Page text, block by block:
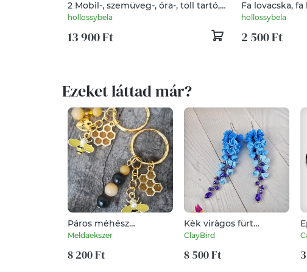
2 Mobil-, szemüveg-, óra-, toll tartó,
asztali rendező
hollossybela
13 900 Ft
Fa lovacska, fa
hollossybela
2 500 Ft
Ezeket láttad már?
Páros méhész
kulcstartók
Meldaekszer
8 200 Ft
Kèk viràgos fürt
fülbevaló
ClayBird
8 500 Ft